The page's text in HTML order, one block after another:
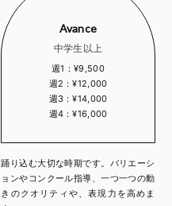
Avance
中学生以上
週1：¥9,500
週2：¥12,000
週3：¥14,000
週4：¥16,000
踊り込む大切な時期です。バリエーシ
ョンやコンクール指導、一つ一つの動
きのクオリティや、表現力を高めま